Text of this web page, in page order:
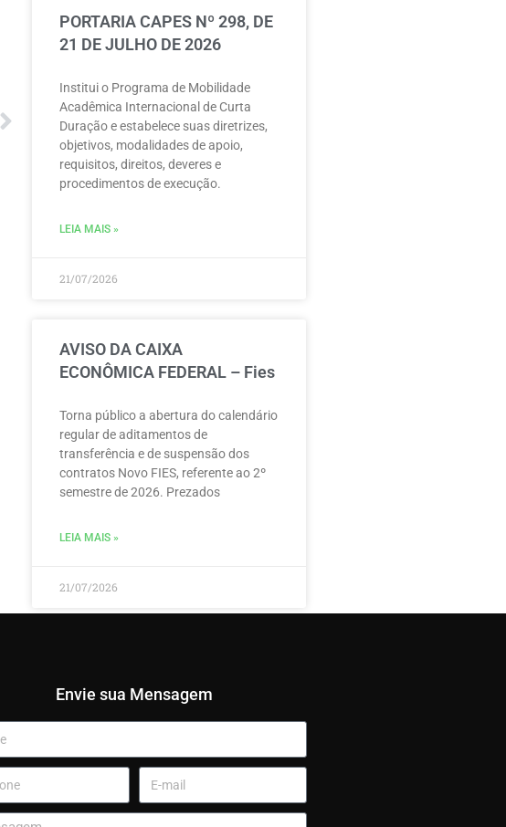
PORTARIA CAPES Nº 298, DE
21 DE JULHO DE 2026
Institui o Programa de Mobilidade
Acadêmica Internacional de Curta
Duração e estabelece suas diretrizes,
objetivos, modalidades de apoio,
requisitos, direitos, deveres e
procedimentos de execução.
LEIA MAIS »
21/07/2026
AVISO DA CAIXA
ECONÔMICA FEDERAL – Fies
Torna público a abertura do calendário
regular de aditamentos de
transferência e de suspensão dos
contratos Novo FIES, referente ao 2º
semestre de 2026. Prezados
LEIA MAIS »
21/07/2026
Envie sua Mensagem